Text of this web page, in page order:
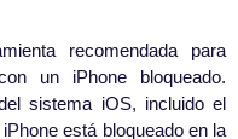
recomendada para
un iPhone bloqueado.
sistema iOS, incluido el
está bloqueado en la